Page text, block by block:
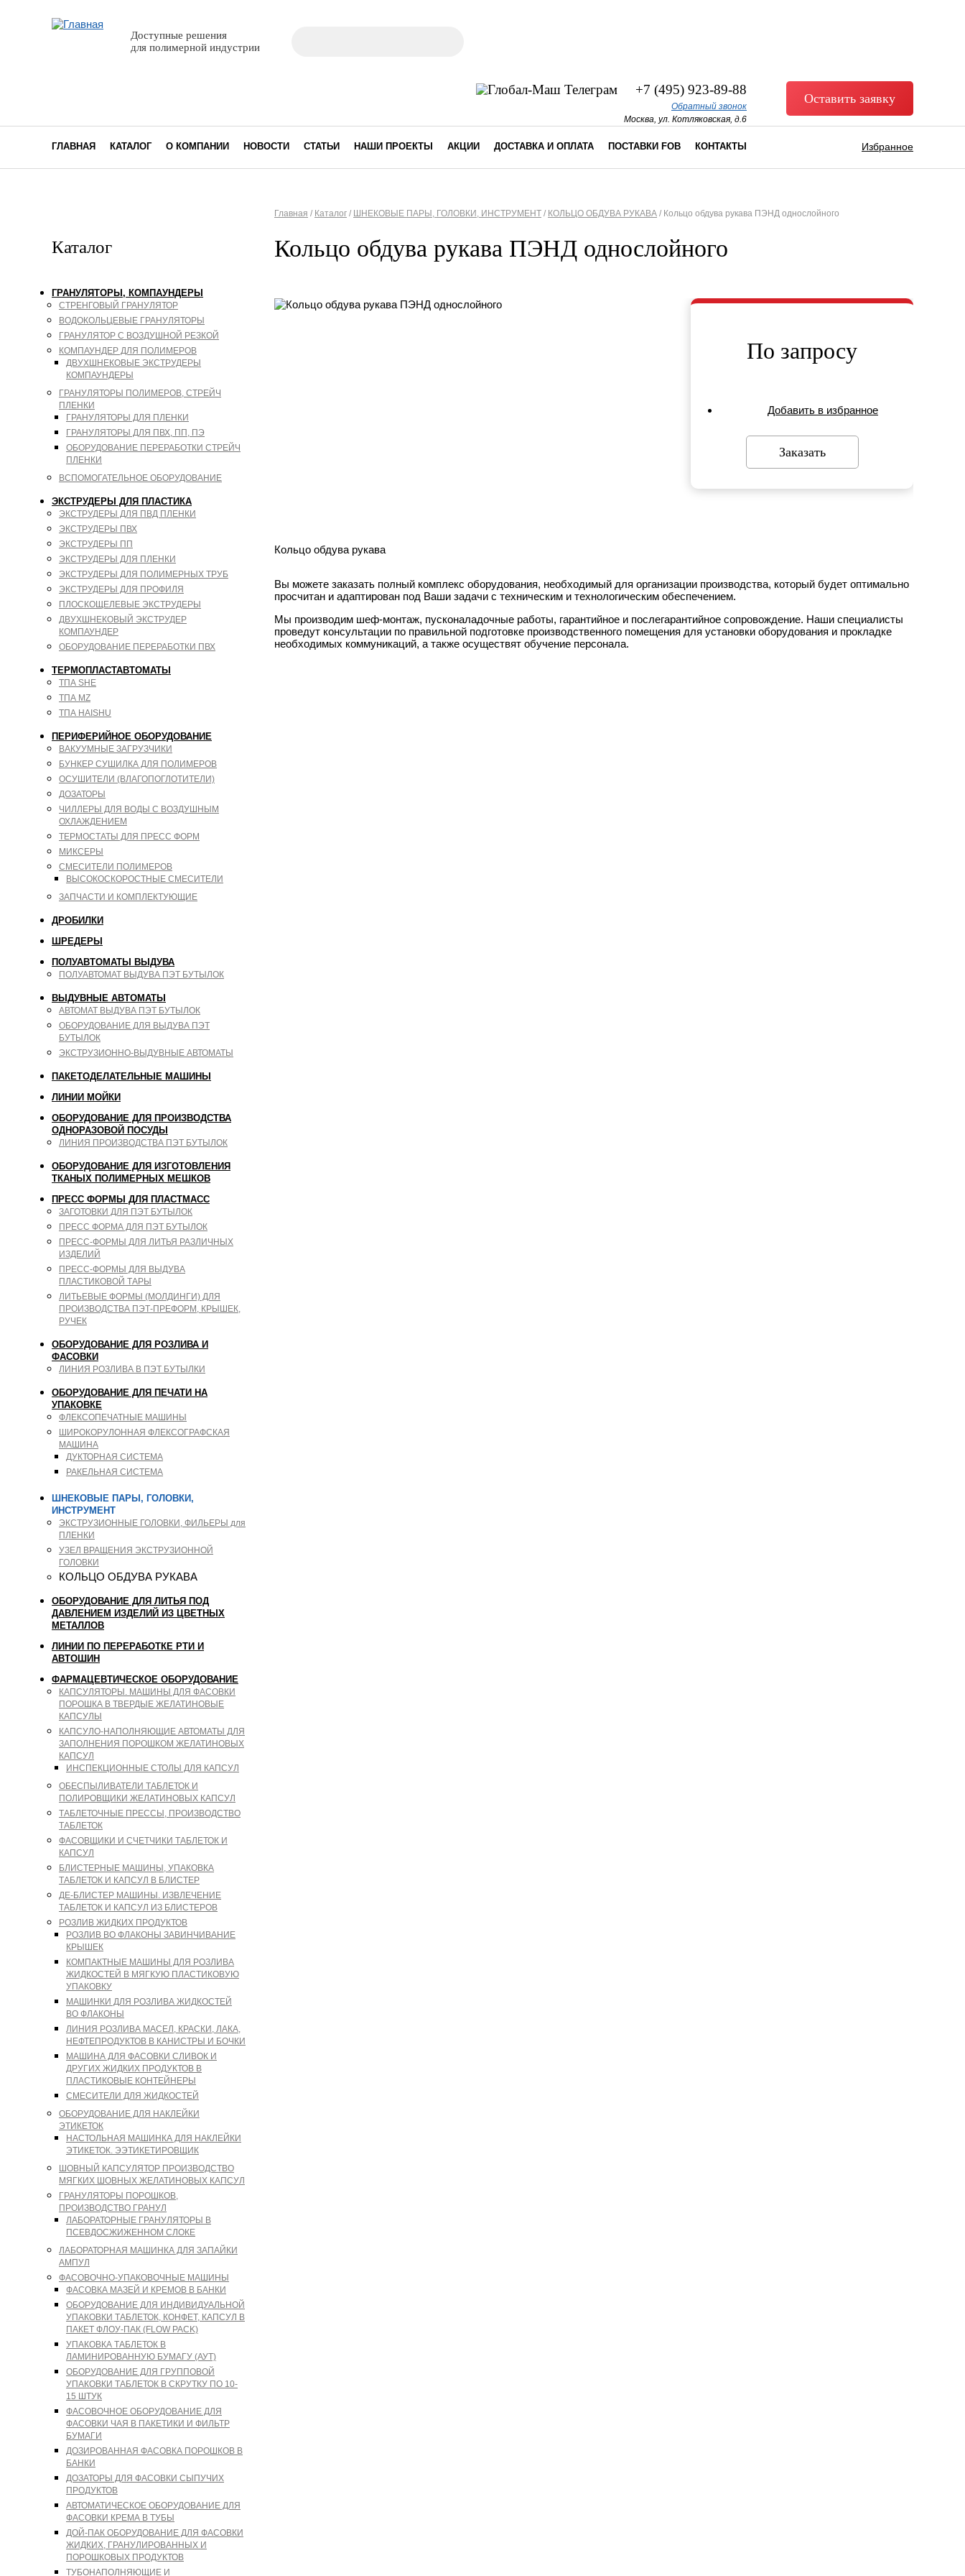
Доступные решения
для полимерной индустрии
+7 (495) 923-89-88
Обратный звонок
Москва, ул. Котляковская, д.6
Оставить заявку
ГЛАВНАЯ КАТАЛОГ О КОМПАНИИ НОВОСТИ СТАТЬИ НАШИ ПРОЕКТЫ АКЦИИ ДОСТАВКА И ОПЛАТА ПОСТАВКИ FOB КОНТАКТЫ Избранное
Каталог
ГРАНУЛЯТОРЫ, КОМПАУНДЕРЫ
СТРЕНГОВЫЙ ГРАНУЛЯТОР
ВОДОКОЛЬЦЕВЫЕ ГРАНУЛЯТОРЫ
ГРАНУЛЯТОР С ВОЗДУШНОЙ РЕЗКОЙ
КОМПАУНДЕР ДЛЯ ПОЛИМЕРОВ
ДВУХШНЕКОВЫЕ ЭКСТРУДЕРЫ
КОМПАУНДЕРЫ
ГРАНУЛЯТОРЫ ПОЛИМЕРОВ, СТРЕЙЧ
ПЛЕНКИ
ГРАНУЛЯТОРЫ ДЛЯ ПЛЕНКИ
ГРАНУЛЯТОРЫ ДЛЯ ПВХ, ПП, ПЭ
ОБОРУДОВАНИЕ ПЕРЕРАБОТКИ СТРЕЙЧ
ПЛЕНКИ
ВСПОМОГАТЕЛЬНОЕ ОБОРУДОВАНИЕ
ЭКСТРУДЕРЫ ДЛЯ ПЛАСТИКА
ЭКСТРУДЕРЫ ДЛЯ ПВД ПЛЕНКИ
ЭКСТРУДЕРЫ ПВХ
ЭКСТРУДЕРЫ ПП
ЭКСТРУДЕРЫ ДЛЯ ПЛЕНКИ
ЭКСТРУДЕРЫ ДЛЯ ПОЛИМЕРНЫХ ТРУБ
ЭКСТРУДЕРЫ ДЛЯ ПРОФИЛЯ
ПЛОСКОЩЕЛЕВЫЕ ЭКСТРУДЕРЫ
ДВУХШНЕКОВЫЙ ЭКСТРУДЕР
КОМПАУНДЕР
ОБОРУДОВАНИЕ ПЕРЕРАБОТКИ ПВХ
ТЕРМОПЛАСТАВТОМАТЫ
ТПА SHE
ТПА MZ
ТПА HAISHU
ПЕРИФЕРИЙНОЕ ОБОРУДОВАНИЕ
ВАКУУМНЫЕ ЗАГРУЗЧИКИ
БУНКЕР СУШИЛКА ДЛЯ ПОЛИМЕРОВ
ОСУШИТЕЛИ (ВЛАГОПОГЛОТИТЕЛИ)
ДОЗАТОРЫ
ЧИЛЛЕРЫ ДЛЯ ВОДЫ С ВОЗДУШНЫМ
ОХЛАЖДЕНИЕМ
ТЕРМОСТАТЫ ДЛЯ ПРЕСС ФОРМ
МИКСЕРЫ
СМЕСИТЕЛИ ПОЛИМЕРОВ
ВЫСОКОСКОРОСТНЫЕ СМЕСИТЕЛИ
ЗАПЧАСТИ И КОМПЛЕКТУЮЩИЕ
ДРОБИЛКИ
ШРЕДЕРЫ
ПОЛУАВТОМАТЫ ВЫДУВА
ПОЛУАВТОМАТ ВЫДУВА ПЭТ БУТЫЛОК
ВЫДУВНЫЕ АВТОМАТЫ
АВТОМАТ ВЫДУВА ПЭТ БУТЫЛОК
ОБОРУДОВАНИЕ ДЛЯ ВЫДУВА ПЭТ
БУТЫЛОК
ЭКСТРУЗИОННО-ВЫДУВНЫЕ АВТОМАТЫ
ПАКЕТОДЕЛАТЕЛЬНЫЕ МАШИНЫ
ЛИНИИ МОЙКИ
ОБОРУДОВАНИЕ ДЛЯ ПРОИЗВОДСТВА
ОДНОРАЗОВОЙ ПОСУДЫ
ЛИНИЯ ПРОИЗВОДСТВА ПЭТ БУТЫЛОК
ОБОРУДОВАНИЕ ДЛЯ ИЗГОТОВЛЕНИЯ
ТКАНЫХ ПОЛИМЕРНЫХ МЕШКОВ
ПРЕСС ФОРМЫ ДЛЯ ПЛАСТМАСС
ЗАГОТОВКИ ДЛЯ ПЭТ БУТЫЛОК
ПРЕСС ФОРМА ДЛЯ ПЭТ БУТЫЛОК
ПРЕСС-ФОРМЫ ДЛЯ ЛИТЬЯ РАЗЛИЧНЫХ
ИЗДЕЛИЙ
ПРЕСС-ФОРМЫ ДЛЯ ВЫДУВА
ПЛАСТИКОВОЙ ТАРЫ
ЛИТЬЕВЫЕ ФОРМЫ (МОЛДИНГИ) ДЛЯ
ПРОИЗВОДСТВА ПЭТ-ПРЕФОРМ, КРЫШЕК,
РУЧЕК
ОБОРУДОВАНИЕ ДЛЯ РОЗЛИВА И
ФАСОВКИ
ЛИНИЯ РОЗЛИВА В ПЭТ БУТЫЛКИ
ОБОРУДОВАНИЕ ДЛЯ ПЕЧАТИ НА
УПАКОВКЕ
ФЛЕКСОПЕЧАТНЫЕ МАШИНЫ
ШИРОКОРУЛОННАЯ ФЛЕКСОГРАФСКАЯ
МАШИНА
ДУКТОРНАЯ СИСТЕМА
РАКЕЛЬНАЯ СИСТЕМА
ШНЕКОВЫЕ ПАРЫ, ГОЛОВКИ,
ИНСТРУМЕНТ
ЭКСТРУЗИОННЫЕ ГОЛОВКИ, ФИЛЬЕРЫ для
ПЛЕНКИ
УЗЕЛ ВРАЩЕНИЯ ЭКСТРУЗИОННОЙ
ГОЛОВКИ
КОЛЬЦО ОБДУВА РУКАВА
ОБОРУДОВАНИЕ ДЛЯ ЛИТЬЯ ПОД
ДАВЛЕНИЕМ ИЗДЕЛИЙ ИЗ ЦВЕТНЫХ
МЕТАЛЛОВ
ЛИНИИ ПО ПЕРЕРАБОТКЕ РТИ И
АВТОШИН
ФАРМАЦЕВТИЧЕСКОЕ ОБОРУДОВАНИЕ
КАПСУЛЯТОРЫ. МАШИНЫ ДЛЯ ФАСОВКИ
ПОРОШКА В ТВЕРДЫЕ ЖЕЛАТИНОВЫЕ
КАПСУЛЫ
КАПСУЛО-НАПОЛНЯЮЩИЕ АВТОМАТЫ ДЛЯ
ЗАПОЛНЕНИЯ ПОРОШКОМ ЖЕЛАТИНОВЫХ
КАПСУЛ
ИНСПЕКЦИОННЫЕ СТОЛЫ ДЛЯ КАПСУЛ
ОБЕСПЫЛИВАТЕЛИ ТАБЛЕТОК И
ПОЛИРОВЩИКИ ЖЕЛАТИНОВЫХ КАПСУЛ
ТАБЛЕТОЧНЫЕ ПРЕССЫ, ПРОИЗВОДСТВО
ТАБЛЕТОК
ФАСОВЩИКИ И СЧЕТЧИКИ ТАБЛЕТОК И
КАПСУЛ
БЛИСТЕРНЫЕ МАШИНЫ, УПАКОВКА
ТАБЛЕТОК И КАПСУЛ В БЛИСТЕР
ДЕ-БЛИСТЕР МАШИНЫ. ИЗВЛЕЧЕНИЕ
ТАБЛЕТОК И КАПСУЛ ИЗ БЛИСТЕРОВ
РОЗЛИВ ЖИДКИХ ПРОДУКТОВ
РОЗЛИВ ВО ФЛАКОНЫ ЗАВИНЧИВАНИЕ
КРЫШЕК
КОМПАКТНЫЕ МАШИНЫ ДЛЯ РОЗЛИВА
ЖИДКОСТЕЙ В МЯГКУЮ ПЛАСТИКОВУЮ
УПАКОВКУ
МАШИНКИ ДЛЯ РОЗЛИВА ЖИДКОСТЕЙ
ВО ФЛАКОНЫ
ЛИНИЯ РОЗЛИВА МАСЕЛ, КРАСКИ, ЛАКА,
НЕФТЕПРОДУКТОВ В КАНИСТРЫ И БОЧКИ
МАШИНА ДЛЯ ФАСОВКИ СЛИВОК И
ДРУГИХ ЖИДКИХ ПРОДУКТОВ В
ПЛАСТИКОВЫЕ КОНТЕЙНЕРЫ
СМЕСИТЕЛИ ДЛЯ ЖИДКОСТЕЙ
ОБОРУДОВАНИЕ ДЛЯ НАКЛЕЙКИ
ЭТИКЕТОК
НАСТОЛЬНАЯ МАШИНКА ДЛЯ НАКЛЕЙКИ
ЭТИКЕТОК. ЭЭТИКЕТИРОВЩИК
ШОВНЫЙ КАПСУЛЯТОР ПРОИЗВОДСТВО
МЯГКИХ ШОВНЫХ ЖЕЛАТИНОВЫХ КАПСУЛ
ГРАНУЛЯТОРЫ ПОРОШКОВ,
ПРОИЗВОДСТВО ГРАНУЛ
ЛАБОРАТОРНЫЕ ГРАНУЛЯТОРЫ В
ПСЕВДОСЖИЖЕННОМ СЛОКЕ
ЛАБОРАТОРНАЯ МАШИНКА ДЛЯ ЗАПАЙКИ
АМПУЛ
ФАСОВОЧНО-УПАКОВОЧНЫЕ МАШИНЫ
ФАСОВКА МАЗЕЙ И КРЕМОВ В БАНКИ
ОБОРУДОВАНИЕ ДЛЯ ИНДИВИДУАЛЬНОЙ
УПАКОВКИ ТАБЛЕТОК, КОНФЕТ, КАПСУЛ В
ПАКЕТ ФЛОУ-ПАК (FLOW PACK)
УПАКОВКА ТАБЛЕТОК В
ЛАМИНИРОВАННУЮ БУМАГУ (АУТ)
ОБОРУДОВАНИЕ ДЛЯ ГРУППОВОЙ
УПАКОВКИ ТАБЛЕТОК В СКРУТКУ ПО 10-
15 ШТУК
ФАСОВОЧНОЕ ОБОРУДОВАНИЕ ДЛЯ
ФАСОВКИ ЧАЯ В ПАКЕТИКИ И ФИЛЬТР
БУМАГИ
ДОЗИРОВАННАЯ ФАСОВКА ПОРОШКОВ В
БАНКИ
ДОЗАТОРЫ ДЛЯ ФАСОВКИ СЫПУЧИХ
ПРОДУКТОВ
АВТОМАТИЧЕСКОЕ ОБОРУДОВАНИЕ ДЛЯ
ФАСОВКИ КРЕМА В ТУБЫ
ДОЙ-ПАК ОБОРУДОВАНИЕ ДЛЯ ФАСОВКИ
ЖИДКИХ, ГРАНУЛИРОВАННЫХ И
ПОРОШКОВЫХ ПРОДУКТОВ
ТУБОНАПОЛНЯЮЩИЕ И
Главная / Каталог / ШНЕКОВЫЕ ПАРЫ, ГОЛОВКИ, ИНСТРУМЕНТ / КОЛЬЦО ОБДУВА РУКАВА / Кольцо обдува рукава ПЭНД однослойного
Кольцо обдува рукава ПЭНД однослойного
По запросу
Добавить в избранное
Заказать
Кольцо обдува рукава
Вы можете заказать полный комплекс оборудования, необходимый для организации производства, который будет оптимально
просчитан и адаптирован под Ваши задачи с техническим и технологическим обеспечением.
Мы производим шеф-монтаж, пусконаладочные работы, гарантийное и послегарантийное сопровождение. Наши специалисты
проведут консультации по правильной подготовке производственного помещения для установки оборудования и прокладке
необходимых коммуникаций, а также осуществят обучение персонала.